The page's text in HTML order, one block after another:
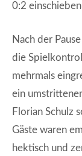
0:2
Nach der
die
mehrmals
ein
Florian Schulz
Gäste waren
hektisch und